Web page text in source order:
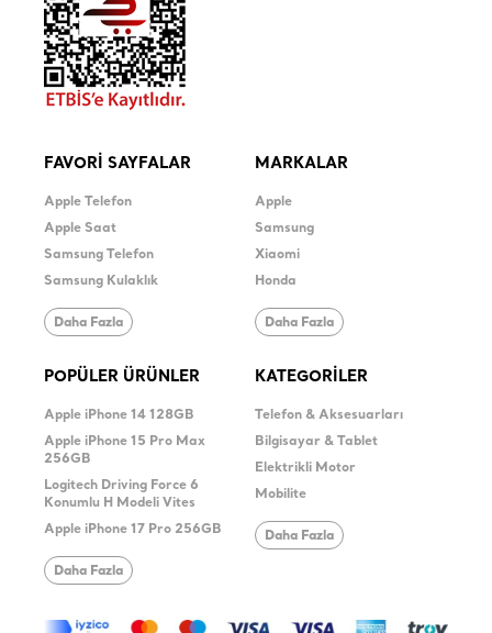
FAVORİ SAYFALAR
Apple Telefon
Apple Saat
Samsung Telefon
Samsung Kulaklık
Daha Fazla
MARKALAR
Apple
Samsung
Xiaomi
Honda
Daha Fazla
POPÜLER ÜRÜNLER
Apple iPhone 14 128GB
Apple iPhone 15 Pro Max
256GB
Logitech Driving Force 6
Konumlu H Modeli Vites
Apple iPhone 17 Pro 256GB
Daha Fazla
KATEGORİLER
Telefon & Aksesuarları
Bilgisayar & Tablet
Elektrikli Motor
Mobilite
Daha Fazla